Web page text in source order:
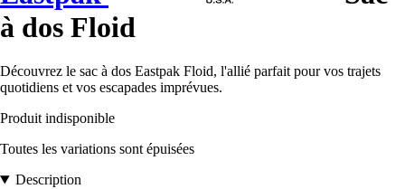
à dos Floid
Découvrez le sac à dos Eastpak Floid, l'allié parfait pour vos trajets
quotidiens et vos escapades imprévues.
Produit indisponible
Toutes les variations sont épuisées
Description